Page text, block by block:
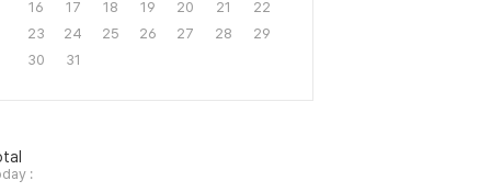
16
17 18 19 20 21
22
23
24 25 26 27 28
29
30
31
: